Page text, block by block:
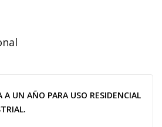
UN AÑO PARA USO RESIDENCIAL